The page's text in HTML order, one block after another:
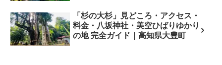
「杉の大杉」見どころ・アクセス・
料金・八坂神社・美空ひばりゆかり
の地 完全ガイド｜高知県大豊町